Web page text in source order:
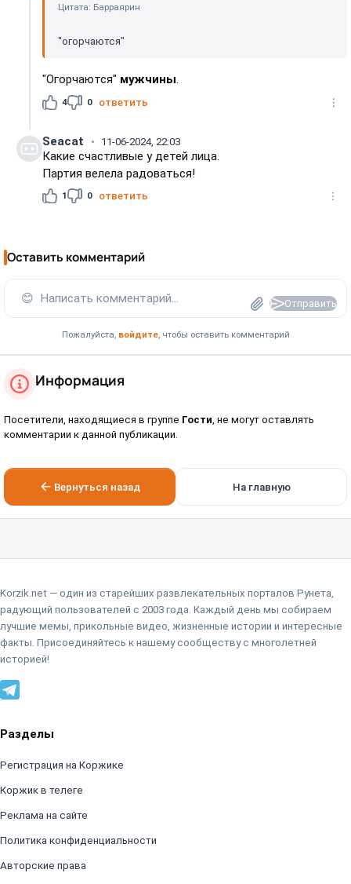
Цитата: Барраярин
"огорчаются"
"Огорчаются" мужчины.
4 0 ответить
Seacat 11-06-2024, 22:03
Какие счастливые у детей лица.
Партия велела радоваться!
1 0 ответить
Оставить комментарий
😊 Написать комментарий... Отправить
Пожалуйста, войдите, чтобы оставить комментарий
Информация
Посетители, находящиеся в группе Гости, не могут оставлять
комментарии к данной публикации.
Вернуться назад На главную
Korzik.net — один из старейших развлекательных порталов Рунета,
радующий пользователей с 2003 года. Каждый день мы собираем
лучшие мемы, прикольные видео, жизненные истории и интересные
факты. Присоединяйтесь к нашему сообществу с многолетней
историей!
Разделы
Регистрация на Коржике
Коржик в телеге
Реклама на сайте
Политика конфиденциальности
Авторские права